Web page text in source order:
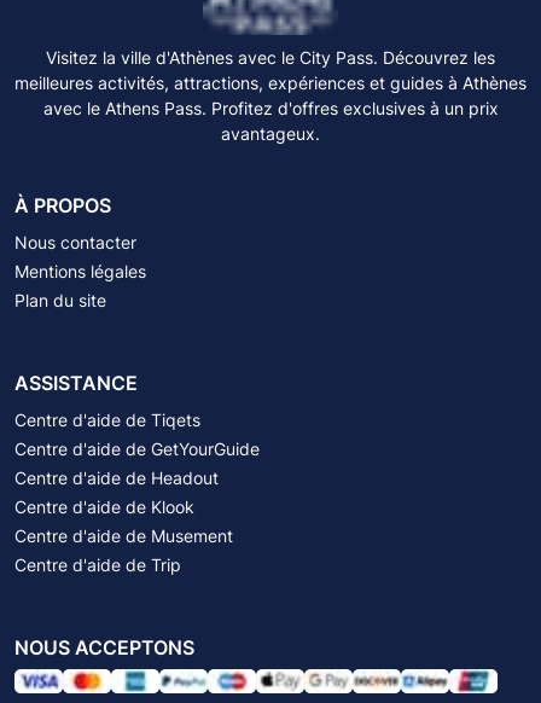
Visitez la ville d'Athènes avec le City Pass. Découvrez les
meilleures activités, attractions, expériences et guides à Athènes
avec le Athens Pass. Profitez d'offres exclusives à un prix
avantageux.
À PROPOS
Nous contacter
Mentions légales
Plan du site
ASSISTANCE
Centre d'aide de Tiqets
Centre d'aide de GetYourGuide
Centre d'aide de Headout
Centre d'aide de Klook
Centre d'aide de Musement
Centre d'aide de Trip
NOUS ACCEPTONS